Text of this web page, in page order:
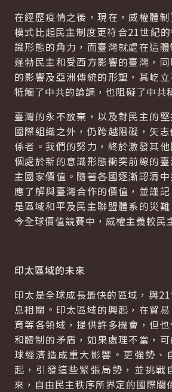
在經歷疫情之後，現在，威權體
模式比起民主制度更符合21世紀
識形態的角力，而臺灣就處在這
蓬勃民主和受西方影響的臺灣，
的影響及亞洲傳統的形塑，其屹立
牴觸了中共的論調，也阻礙了中共
臺灣的永不放棄，以及對民主的
國際組織之外，仍跨越阻礙，矢
係者。我們的努力，終於激發其
個處於新的意識形態衝突前線的
主國家價值。隨著各國逐漸認清
應了解與臺灣合作的價值，並謹
是區域和平及民主聯盟體系的災
今全球價值競賽中，威權主義較民
印太區域的未來
印太是全球成長最快的區域，與
息相關。印太區域的興起，在貿
育等各領域，提供許多機會，但
和體制的矛盾，如果處理不當，
球經濟造成重大影響。更強勢、
起，引發這些緊張局勢，並挑戰
來，自由民主秩序所界定的國際關